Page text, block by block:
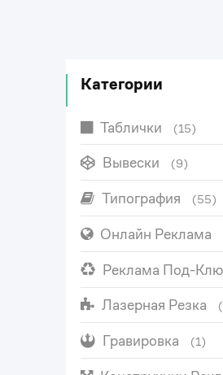
Категории
Таблички (15)
Вывески (9)
Типография (55)
Онлайн Реклама
Реклама Под-
Лазерная Резка
Гравировка (1)